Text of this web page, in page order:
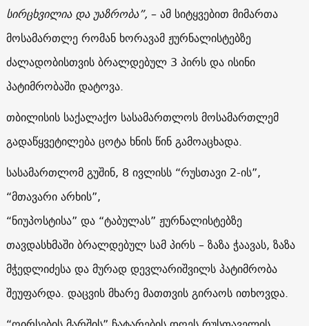
სირცხვილია და უაზრობა”, – ამ სიტყვებით მიმართა
მოსამართლე რომან ხორავამ ჟურნალისტებზე
ძალადობისთვის ბრალდებულ 3 პირს და ისინი
პატიმრობაში დატოვა.
თბილისის საქალაქო სასამართლოს მოსამართლემ
გადაწყვეტილება ცოტა ხნის წინ გამოაცხადა.
სასამართლომ გუშინ, 8 ივლისს “რუსთავი 2-ის”,
“მთავარი არხის”,
“ნიუპოსტისა” და “ტაბულას” ჟურნალისტებზე
თავდასხმაში ბრალდებულ სამ პირს – ზაზა ჭაავას, ზაზა
მჭედლიძესა და მურად დევლარიშვილს პატიმრობა
შეუფარდა. დაცვის მხარე მათთვის გირაოს ითხოვდა.